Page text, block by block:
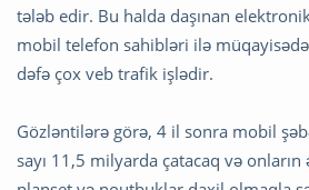
tələb edir. Bu halda daşınan
mobil telefon sahibləri ilə
dəfə çox veb trafik işlədir.
Gözləntilərə görə, 4 il sonra mobil
sayı 11,5 milyarda çatacaq və